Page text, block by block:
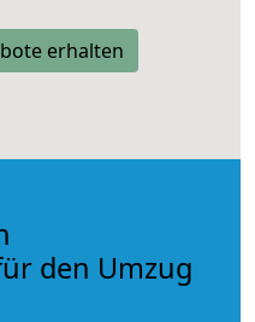
erhalten
den Umzug